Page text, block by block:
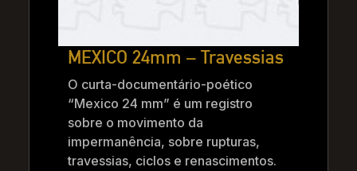
MEXICO 24mm – Travessias
O curta-documentário-poético
“Mexico 24 mm” é um registro
sobre o movimento da
impermanência, sobre rupturas,
travessias, ciclos e renascimentos.